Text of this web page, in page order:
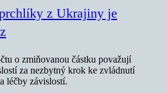
z Ukrajiny je
o zmiňovanou částku považují
za nezbytný krok ke zvládnutí
léčby závislostí.